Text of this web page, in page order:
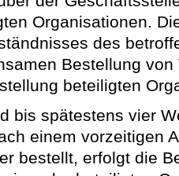
Organisationen.
des
Bestellung
beteiligten
bis spätestens vier
einem vorzeitigen
bestellt, erfolgt die